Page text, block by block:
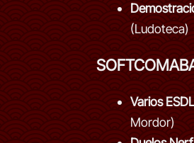
(Ludoteca)
Varios
Mordor)